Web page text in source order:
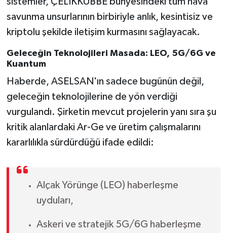
savunma unsurlarının birbiriyle anlık, kesintisiz ve
kriptolu şekilde iletişim kurmasını sağlayacak.
Geleceğin Teknolojileri Masada: LEO, 5G/6G ve
Kuantum
Haberde, ASELSAN'ın sadece bugünün değil,
geleceğin teknolojilerine de yön verdiği
vurgulandı. Şirketin mevcut projelerin yanı sıra şu
kritik alanlardaki Ar-Ge ve üretim çalışmalarını
kararlılıkla sürdürdüğü ifade edildi:
Alçak Yörünge (LEO) haberleşme
uyduları,
Askeri ve stratejik 5G/6G haberleşme